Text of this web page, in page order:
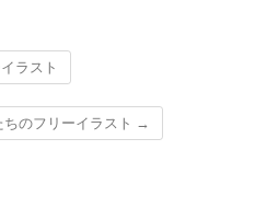
ラスト
のフリーイラスト →